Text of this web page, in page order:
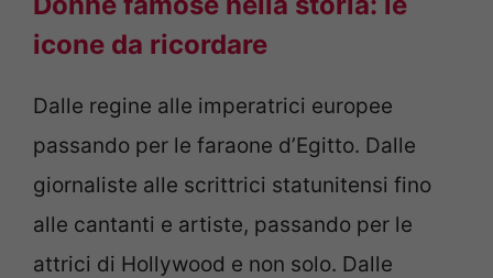
icone da ricordare
Dalle regine alle imperatrici europee
passando per le faraone d’Egitto. Dalle
giornaliste alle scrittrici statunitensi fino
alle cantanti e artiste, passando per le
attrici di Hollywood e non solo. Dalle